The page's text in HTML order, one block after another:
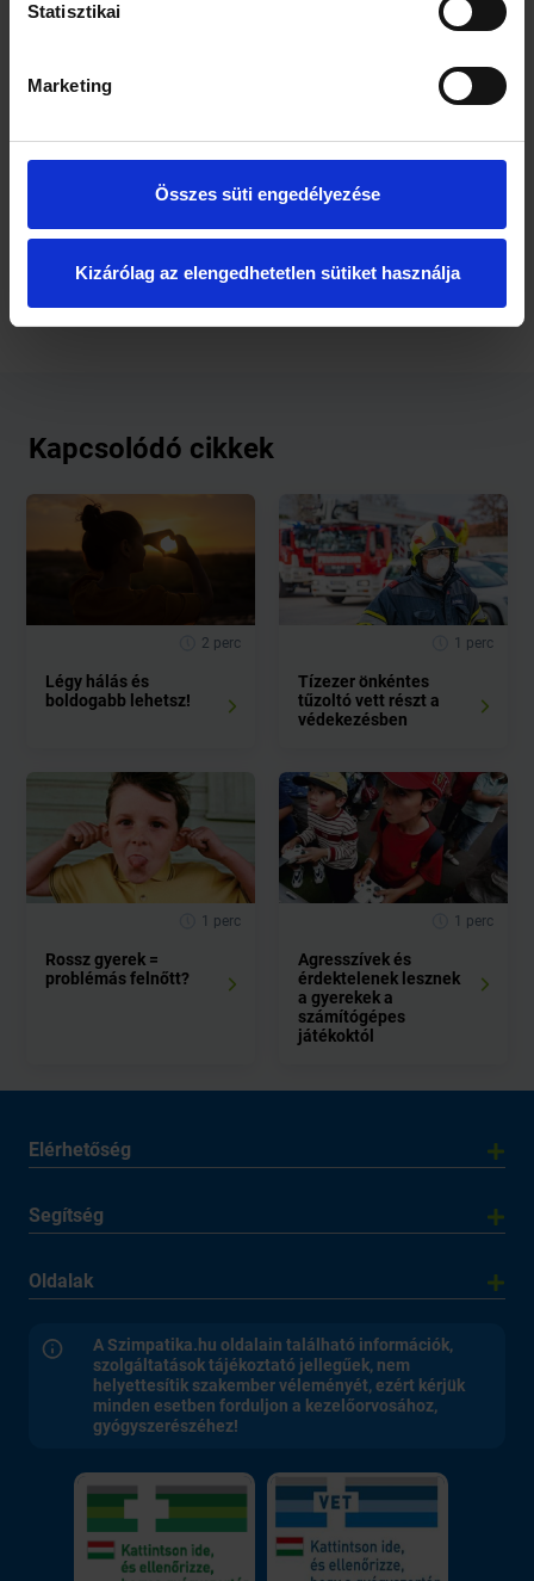
Statisztikai
Marketing
Összes süti engedélyezése
Kizárólag az elengedhetetlen sütiket használja
érdemes megfogalmazni, hogy
milyen okok, körülmények
olyan részei melyen nekünk kell változtatni, akkor azok
felkerülnek a jövő évi listára, azok a dolgok, melyekre nem
6. A reális optimista szemlélet azt vallja, hogy a hiba és
kudarc lehetőséget is biztosít a fejlődésre, ezért bűntudat
helyettgondoljuk át, mit tanultunk magunkról, miben
Kapcsolódó cikkek
2 perc
Légy hálás és
boldogabb lehetsz!
1 perc
Tízezer önkéntes
tűzoltó vett részt a
védekezésben
1 perc
Rossz gyerek =
problémás felnőtt?
1 perc
Agresszívek és
érdektelenek lesznek
a gyerekek a
számítógépes
játékoktól
Elérhetőség
Segítség
Oldalak
A Szimpatika.hu oldalain található információk,
szolgáltatások tájékoztató jellegűek, nem
helyettesítik szakember véleményét, ezért kérjük
minden esetben forduljon a kezelőorvosához,
gyógyszerészéhez!